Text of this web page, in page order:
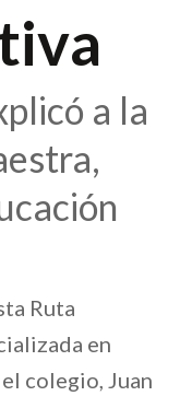
a la
Ruta
en
colegio, Juan